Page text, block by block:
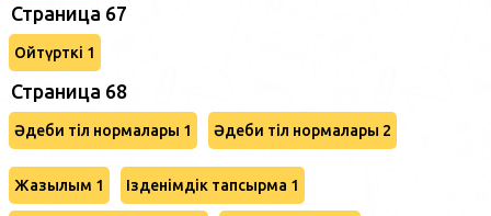
Страница 67
Ойтүрткі 1
Страница 68
Әдеби тіл нормалары 1 Әдеби тіл нормалары 2
Жазылым 1 Ізденімдік тапсырма 1